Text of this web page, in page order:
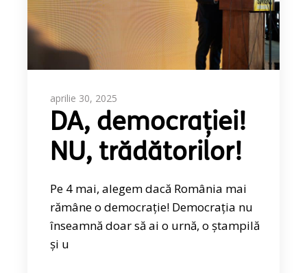
aprilie 30, 2025
DA, democrației!
NU, trădătorilor!
Pe 4 mai, alegem dacă România mai
rămâne o democrație! Democrația nu
înseamnă doar să ai o urnă, o ștampilă
și u